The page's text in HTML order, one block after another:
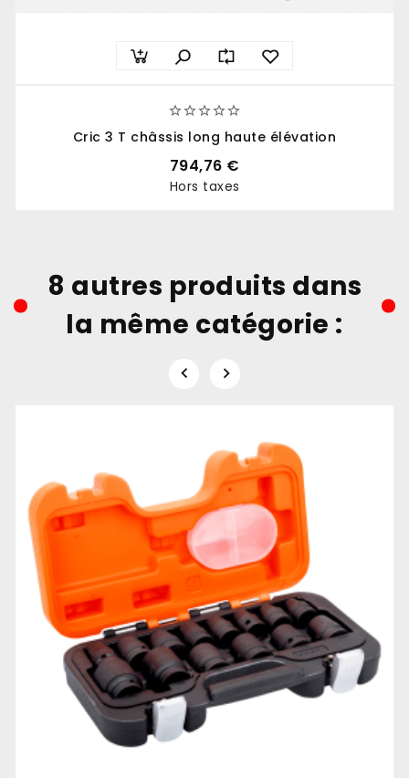

Cric 3 T châssis long haute élévation
794,76 €
Hors taxes
8 autres produits dans
la même catégorie :
 